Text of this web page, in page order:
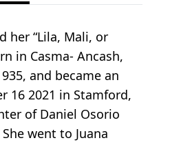
her “Lila, Mali, or
in Casma- Ancash,
and became an
16 2021 in Stamford,
of Daniel Osorio
went to Juana